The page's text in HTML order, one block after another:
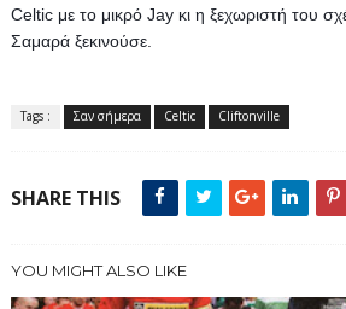
Celtic με το μικρό Jay κι η ξεχωριστή του
Σαμαρά ξεκινούσε.
Tags : Σαν σήμερα Celtic Cliftonville
SHARE THIS
YOU MIGHT ALSO LIKE